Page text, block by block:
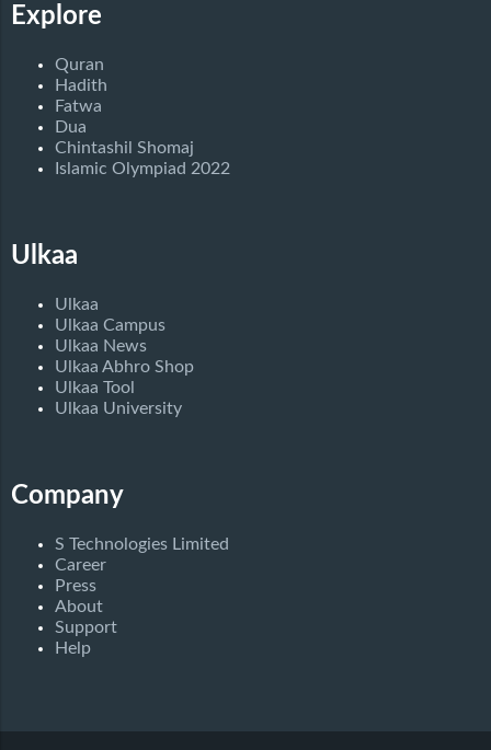
Explore
Quran
Hadith
Fatwa
Dua
Chintashil Shomaj
Islamic Olympiad 2022
Ulkaa
Ulkaa
Ulkaa Campus
Ulkaa News
Ulkaa Abhro Shop
Ulkaa Tool
Ulkaa University
Company
S Technologies Limited
Career
Press
About
Support
Help